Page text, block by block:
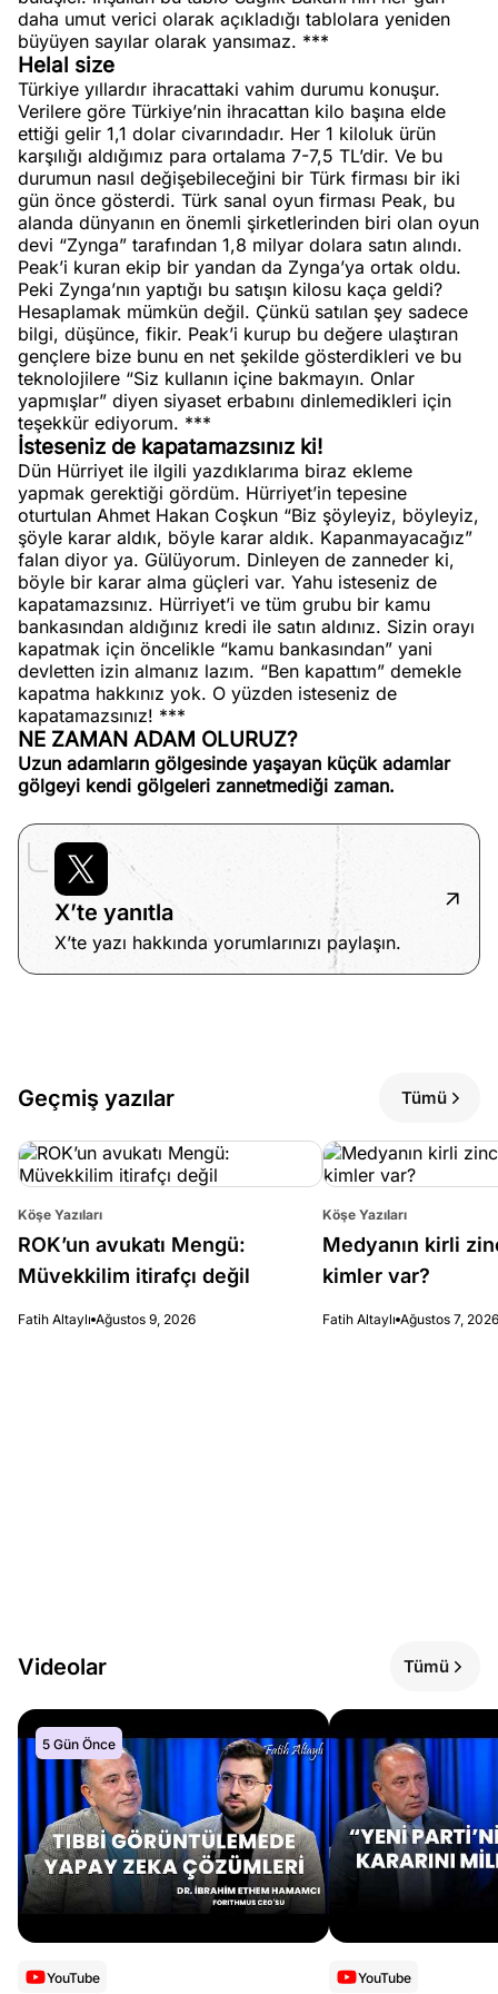
daha umut verici olarak açıkladığı tablolara yeniden
büyüyen sayılar olarak yansımaz. ***
Helal size
Türkiye yıllardır ihracattaki vahim durumu konuşur.
Verilere göre Türkiye’nin ihracattan kilo başına elde
ettiği gelir 1,1 dolar civarındadır. Her 1 kiloluk ürün
karşılığı aldığımız para ortalama 7-7,5 TL’dir. Ve bu
durumun nasıl değişebileceğini bir Türk firması bir iki
gün önce gösterdi. Türk sanal oyun firması Peak, bu
alanda dünyanın en önemli şirketlerinden biri olan oyun
devi “Zynga” tarafından 1,8 milyar dolara satın alındı.
Peak’i kuran ekip bir yandan da Zynga’ya ortak oldu.
Peki Zynga’nın yaptığı bu satışın kilosu kaça geldi?
Hesaplamak mümkün değil. Çünkü satılan şey sadece
bilgi, düşünce, fikir. Peak’i kurup bu değere ulaştıran
gençlere bize bunu en net şekilde gösterdikleri ve bu
teknolojilere “Siz kullanın içine bakmayın. Onlar
yapmışlar” diyen siyaset erbabını dinlemedikleri için
teşekkür ediyorum. ***
İsteseniz de kapatamazsınız ki!
Dün Hürriyet ile ilgili yazdıklarıma biraz ekleme
yapmak gerektiği gördüm. Hürriyet’in tepesine
oturtulan Ahmet Hakan Coşkun “Biz şöyleyiz, böyleyiz,
şöyle karar aldık, böyle karar aldık. Kapanmayacağız”
falan diyor ya. Gülüyorum. Dinleyen de zanneder ki,
böyle bir karar alma güçleri var. Yahu isteseniz de
kapatamazsınız. Hürriyet’i ve tüm grubu bir kamu
bankasından aldığınız kredi ile satın aldınız. Sizin orayı
kapatmak için öncelikle “kamu bankasından” yani
devletten izin almanız lazım. “Ben kapattım” demekle
kapatma hakkınız yok. O yüzden isteseniz de
kapatamazsınız! ***
NE ZAMAN ADAM OLURUZ?
Uzun adamların gölgesinde yaşayan küçük adamlar
gölgeyi kendi gölgeleri zannetmediği zaman.
X’te yanıtla
X’te yazı hakkında yorumlarınızı paylaşın.
Geçmiş yazılar Tümü
Köşe Yazıları
ROK’un avukatı Mengü:
Müvekkilim itirafçı değil
Fatih Altaylı Ağustos 9, 2026
Köşe Yazıları
Medyanın kirli
kimler var?
Fatih Altaylı Ağustos 7, 2026
Videolar Tümü
5 Gün Önce
YouTube YouTube